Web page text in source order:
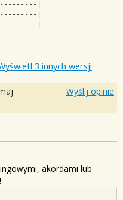
|
|
|
3 innych wersji
Wyślij opinie
akordami lub